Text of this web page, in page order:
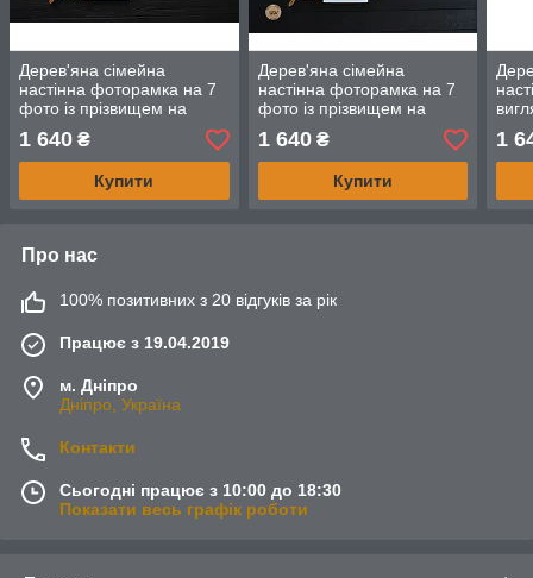
Дерев'яна сімейна
настінна фоторамка на 7
фото із прізвищем на
золоте весілля. 50 років
однією дорогою
1 640 ₴
Купити
Дерев'яна сімейна
настінна фоторамка на 7
фото із прізвищем на
золоте весілля. 50 років
однією дорогою
1 640₴
Купити
з
1
Про нас
100% позитивних з 20 відгуків за рік
Працює з 19.04.2019
м. Дніпро
Дніпро, Україна
Контакти
Сьогодні працює з 10:00 до 18:30
Показати весь графік роботи